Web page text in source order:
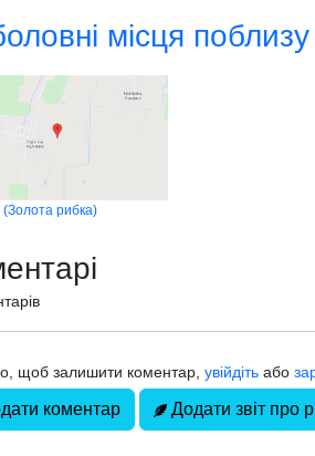
місця поблизу
(Золота рибка)
щоб залишити коментар, увійдіть або
коментар Додати звіт про